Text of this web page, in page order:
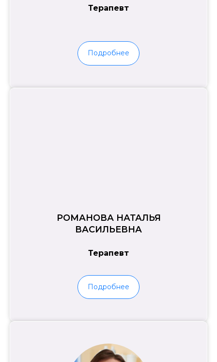
Терапевт
Подробнее
РОМАНОВА НАТАЛЬЯ
ВАСИЛЬЕВНА
Терапевт
Подробнее